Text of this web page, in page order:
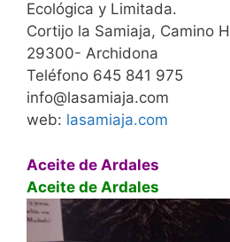
Ecológica y Limitada.
Cortijo la Samiaja, Camino
29300- Archidona
Teléfono 645 841 975
info@lasamiaja.com
web: lasamiaja.com
Aceite de Ardales
Aceite de Ardales